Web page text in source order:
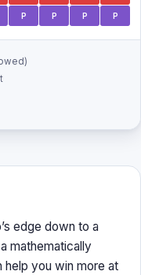
P P P P
edge down to a
mathematically
you win more at